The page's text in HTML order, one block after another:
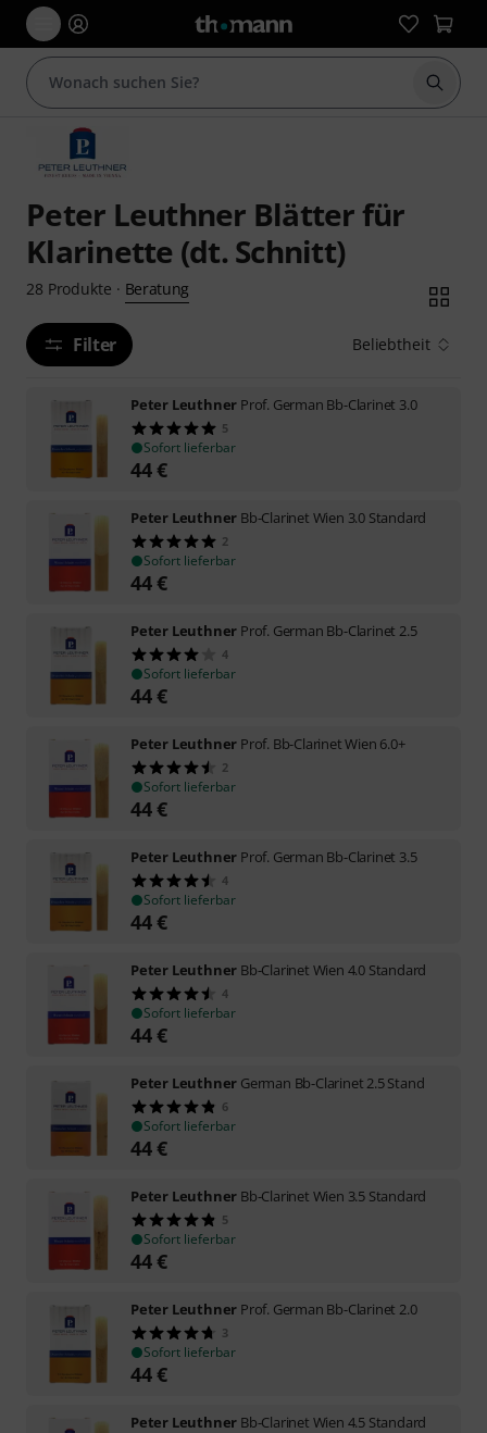
Suche
Peter Leuthner Blätter für
Klarinette (dt. Schnitt)
28 Produkte · Beratung
Filter Beliebtheit
Peter Leuthner Prof. German Bb-Clarinet 3.0
5
Sofort lieferbar
44€
Peter Leuthner Bb-Clarinet Wien 3.0 Standard
2
Sofort lieferbar
44€
Peter Leuthner Prof. German Bb-Clarinet 2.5
4
Sofort lieferbar
44€
Peter Leuthner Prof. Bb-Clarinet Wien 6.0+
2
Sofort lieferbar
44€
Peter Leuthner Prof. German Bb-Clarinet 3.5
4
Sofort lieferbar
44€
Peter Leuthner Bb-Clarinet Wien 4.0 Standard
4
Sofort lieferbar
44€
Peter Leuthner German Bb-Clarinet 2.5 Stand
6
Sofort lieferbar
44€
Peter Leuthner Bb-Clarinet Wien 3.5 Standard
5
Sofort lieferbar
44€
Peter Leuthner Prof. German Bb-Clarinet 2.0
3
Sofort lieferbar
44€
Peter Leuthner Bb-Clarinet Wien 4.5 Standard